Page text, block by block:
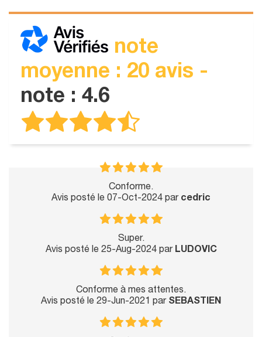
note
moyenne : 20 avis -
note : 4.6
Conforme.
Avis posté le 07-Oct-2024 par cedric
Super.
Avis posté le 25-Aug-2024 par LUDOVIC
Conforme à mes attentes.
Avis posté le 29-Jun-2021 par SEBASTIEN